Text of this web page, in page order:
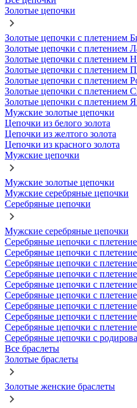
Золотые цепочки
Золотые цепочки с плетением
Золотые цепочки с плетением
Золотые цепочки с плетением
Золотые цепочки с плетением
Золотые цепочки с плетением
Золотые цепочки с плетением
Золотые цепочки с плетением
Мужские золотые цепочки
Цепочки из белого золота
Цепочки из желтого золота
Цепочки из красного золота
Мужские цепочки
Мужские золотые цепочки
Мужские серебряные цепочки
Серебряные цепочки
Мужские серебряные цепочки
Серебряные цепочки с
Серебряные цепочки с
Серебряные цепочки с
Серебряные цепочки с
Серебряные цепочки с
Серебряные цепочки с
Серебряные цепочки с
Серебряные цепочки с
Серебряные цепочки с
Серебряные цепочки с
Все браслеты
Золотые браслеты
Золотые женские браслеты